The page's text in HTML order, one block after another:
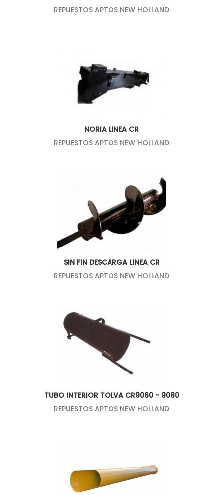
REPUESTOS APTOS NEW HOLLAND
NORIA LINEA CR
REPUESTOS APTOS NEW HOLLAND
SIN FIN DESCARGA LINEA CR
REPUESTOS APTOS NEW HOLLAND
TUBO INTERIOR TOLVA CR9060 - 9080
REPUESTOS APTOS NEW HOLLAND